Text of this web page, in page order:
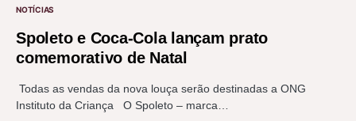
NOTÍCIAS
Spoleto e Coca-Cola lançam prato
comemorativo de Natal
Todas as vendas da nova louça serão destinadas a ONG
Instituto da Criança O Spoleto – marca…